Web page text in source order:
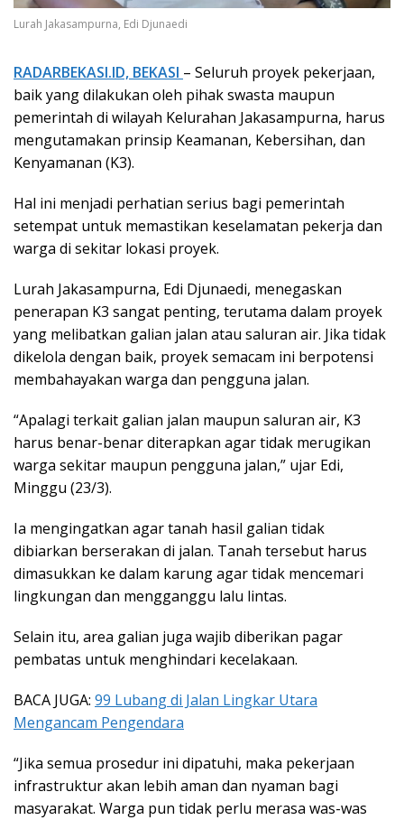
Lurah Jakasampurna, Edi Djunaedi
RADARBEKASI.ID, BEKASI – Seluruh proyek pekerjaan,
baik yang dilakukan oleh pihak swasta maupun
pemerintah di wilayah Kelurahan Jakasampurna, harus
mengutamakan prinsip Keamanan, Kebersihan, dan
Kenyamanan (K3).
Hal ini menjadi perhatian serius bagi pemerintah
setempat untuk memastikan keselamatan pekerja dan
warga di sekitar lokasi proyek.
Lurah Jakasampurna, Edi Djunaedi, menegaskan
penerapan K3 sangat penting, terutama dalam proyek
yang melibatkan galian jalan atau saluran air. Jika tidak
dikelola dengan baik, proyek semacam ini berpotensi
membahayakan warga dan pengguna jalan.
“Apalagi terkait galian jalan maupun saluran air, K3
harus benar-benar diterapkan agar tidak merugikan
warga sekitar maupun pengguna jalan,” ujar Edi,
Minggu (23/3).
Ia mengingatkan agar tanah hasil galian tidak
dibiarkan berserakan di jalan. Tanah tersebut harus
dimasukkan ke dalam karung agar tidak mencemari
lingkungan dan mengganggu lalu lintas.
Selain itu, area galian juga wajib diberikan pagar
pembatas untuk menghindari kecelakaan.
BACA JUGA: 99 Lubang di Jalan Lingkar Utara
Mengancam Pengendara
“Jika semua prosedur ini dipatuhi, maka pekerjaan
infrastruktur akan lebih aman dan nyaman bagi
masyarakat. Warga pun tidak perlu merasa was-was